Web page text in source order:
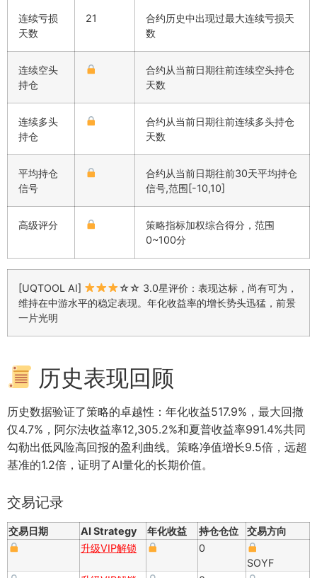
连续亏损
天数
21
合约历史中出现过最大连续亏损天
数
连续空头
持仓
合约从当前日期往前连续空头持仓
天数
连续多头
持仓
合约从当前日期往前连续多头持仓
天数
平均持仓
信号
合约从当前日期往前30天平均持仓
信号,范围[-10,10]
高级评分
策略指标加权综合得分，范围
0~100分
[UQTOOL AI]
☆☆ 3.0星评价：表现达标，尚有可为，
维持在中游水平的稳定表现。年化收益率的增长势头迅猛，前景
一片光明
历史表现回顾
历史数据验证了策略的卓越性：年化收益517.9%，最大回撤
仅4.7%，阿尔法收益率12,305.2%和夏普收益率991.4%共同
勾勒出低风险高回报的盈利曲线。策略净值增长9.5倍，远超
基准的1.2倍，证明了AI量化的长期价值。
交易记录
交易日期 AI Strategy 年化收益 持仓仓位
交易方向
升级VIP解锁
0
SOYF